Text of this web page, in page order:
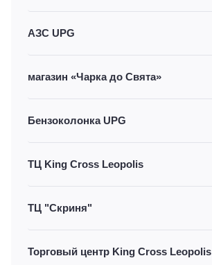
АЗС UPG
магазин «Чарка до Свята»
Бензоколонка UPG
ТЦ King Cross Leopolis
ТЦ "Скриня"
Торговый центр King Cross Leopolis